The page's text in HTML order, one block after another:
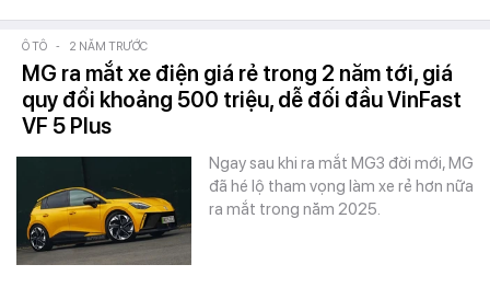
Ô TÔ - 2 NĂM TRƯỚC
MG ra mắt xe điện giá rẻ trong 2 năm tới, giá
quy đổi khoảng 500 triệu, dễ đối đầu VinFast
VF 5 Plus
Ngay sau khi ra mắt MG3 đời mới, MG
đã hé lộ tham vọng làm xe rẻ hơn nữa
ra mắt trong năm 2025.